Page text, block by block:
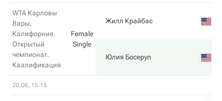
WTA Карловы
Вары,
Калифорния.
Открытый
чемпионат.
Квалификация
Female
Single
Жилл Крайбас
Юлия Босеруп
20.06, 15:15